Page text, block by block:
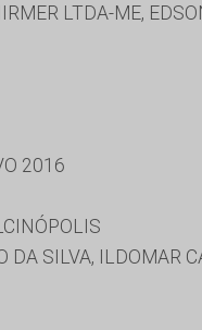
LTDA-ME,
2016
DA SILVA, ILDOMAR